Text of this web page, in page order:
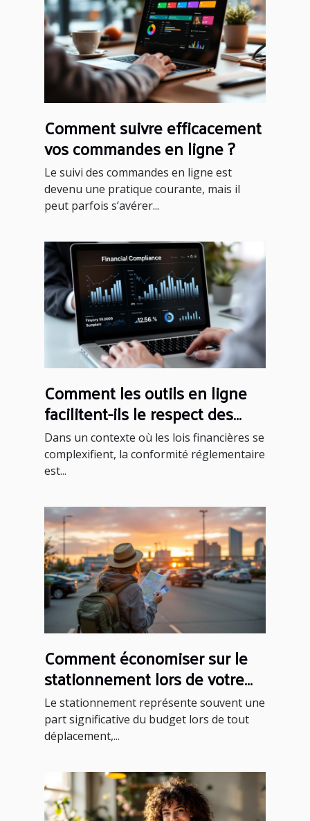
Comment suivre efficacement
vos commandes en ligne ?
Le suivi des commandes en ligne est
devenu une pratique courante, mais il
peut parfois s’avérer...
Comment les outils en ligne
facilitent-ils le respect des
réglementations financières ?
Dans un contexte où les lois financières se
complexifient, la conformité réglementaire
est...
Comment économiser sur le
stationnement lors de votre
prochain voyage ?
Le stationnement représente souvent une
part significative du budget lors de tout
déplacement,...